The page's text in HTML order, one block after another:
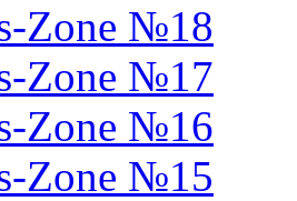
Zone №18
Zone №17
Zone №16
Zone №15